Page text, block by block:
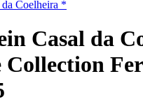
Casal da